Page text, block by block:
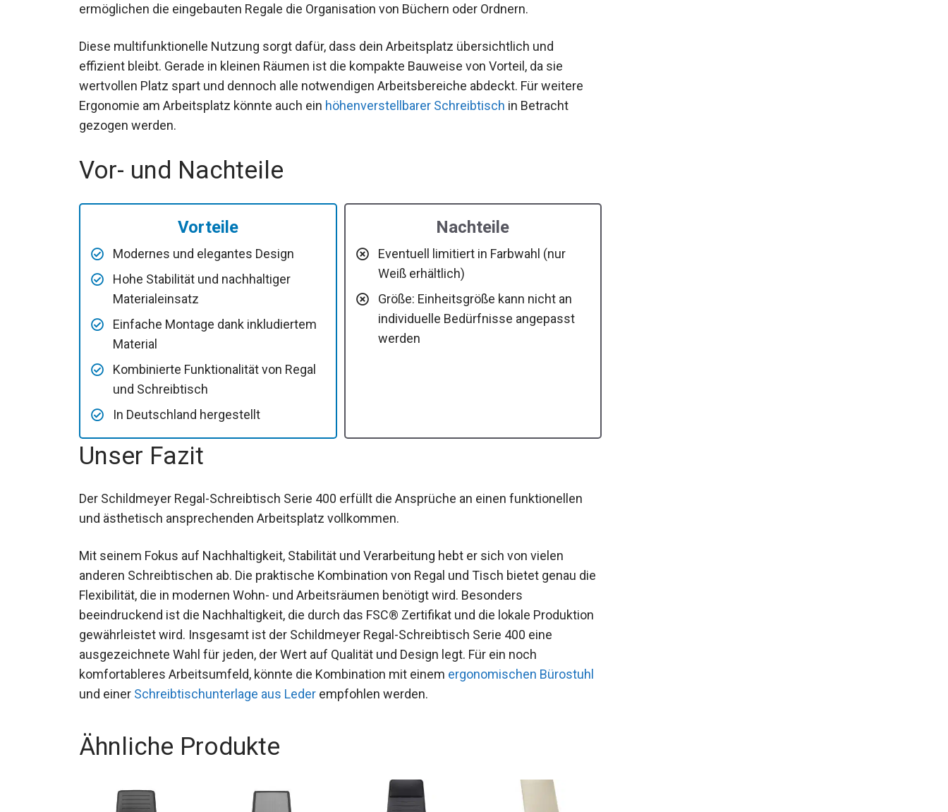
ermöglichen die eingebauten Regale die Organisation von Büchern oder Ordnern.
Diese multifunktionelle Nutzung sorgt dafür, dass dein Arbeitsplatz übersichtlich und
effizient bleibt. Gerade in kleinen Räumen ist die kompakte Bauweise von Vorteil, da sie
wertvollen Platz spart und dennoch alle notwendigen Arbeitsbereiche abdeckt. Für weitere
Ergonomie am Arbeitsplatz könnte auch ein höhenverstellbarer Schreibtisch in Betracht
gezogen werden.
Vor- und Nachteile
Vorteile
Modernes und elegantes Design
Hohe Stabilität und nachhaltiger
Materialeinsatz
Einfache Montage dank inkludiertem
Material
Kombinierte Funktionalität von Regal
und Schreibtisch
In Deutschland hergestellt
Nachteile
Eventuell limitiert in Farbwahl (nur
Weiß erhältlich)
Größe: Einheitsgröße kann nicht an
individuelle Bedürfnisse angepasst
werden
Unser Fazit
Der Schildmeyer Regal-Schreibtisch Serie 400 erfüllt die Ansprüche an einen funktionellen
und ästhetisch ansprechenden Arbeitsplatz vollkommen.
Mit seinem Fokus auf Nachhaltigkeit, Stabilität und Verarbeitung hebt er sich von vielen
anderen Schreibtischen ab. Die praktische Kombination von Regal und Tisch bietet genau die
Flexibilität, die in modernen Wohn- und Arbeitsräumen benötigt wird. Besonders
beeindruckend ist die Nachhaltigkeit, die durch das FSC® Zertifikat und die lokale Produktion
gewährleistet wird. Insgesamt ist der Schildmeyer Regal-Schreibtisch Serie 400 eine
ausgezeichnete Wahl für jeden, der Wert auf Qualität und Design legt. Für ein noch
komfortableres Arbeitsumfeld, könnte die Kombination mit einem ergonomischen Bürostuhl
und einer Schreibtischunterlage aus Leder empfohlen werden.
Ähnliche Produkte